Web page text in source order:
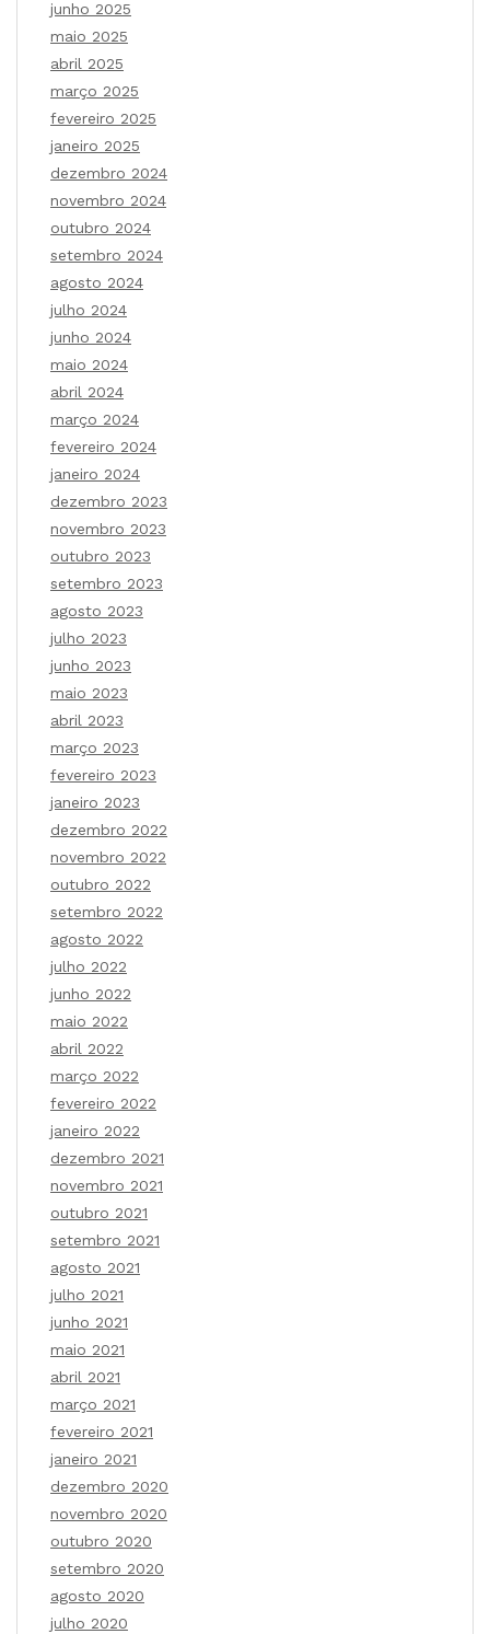
junho 2025
maio 2025
abril 2025
março 2025
fevereiro 2025
janeiro 2025
dezembro 2024
novembro 2024
outubro 2024
setembro 2024
agosto 2024
julho 2024
junho 2024
maio 2024
abril 2024
março 2024
fevereiro 2024
janeiro 2024
dezembro 2023
novembro 2023
outubro 2023
setembro 2023
agosto 2023
julho 2023
junho 2023
maio 2023
abril 2023
março 2023
fevereiro 2023
janeiro 2023
dezembro 2022
novembro 2022
outubro 2022
setembro 2022
agosto 2022
julho 2022
junho 2022
maio 2022
abril 2022
março 2022
fevereiro 2022
janeiro 2022
dezembro 2021
novembro 2021
outubro 2021
setembro 2021
agosto 2021
julho 2021
junho 2021
maio 2021
abril 2021
março 2021
fevereiro 2021
janeiro 2021
dezembro 2020
novembro 2020
outubro 2020
setembro 2020
agosto 2020
julho 2020